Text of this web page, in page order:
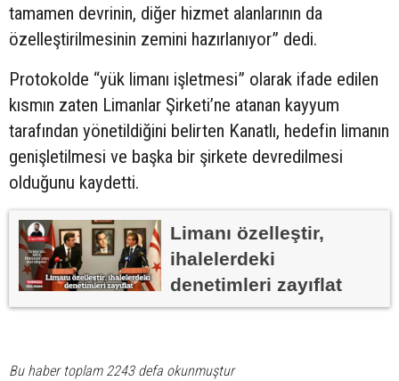
tamamen devrinin, diğer hizmet alanlarının da
özelleştirilmesinin zemini hazırlanıyor” dedi.
Protokolde “yük limanı işletmesi” olarak ifade edilen
kısmın zaten Limanlar Şirketi’ne atanan kayyum
tarafından yönetildiğini belirten Kanatlı, hedefin limanın
genişletilmesi ve başka bir şirkete devredilmesi
olduğunu kaydetti.
Limanı özelleştir,
ihalelerdeki
denetimleri zayıflat
Bu haber toplam 2243 defa okunmuştur